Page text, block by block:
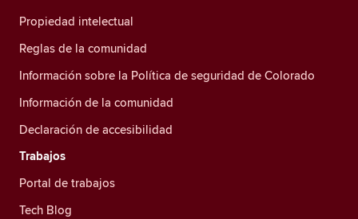
Propiedad intelectual
Reglas de la comunidad
Información sobre la Política de seguridad de Colorado
Información de la comunidad
Declaración de accesibilidad
Trabajos
Portal de trabajos
Tech Blog